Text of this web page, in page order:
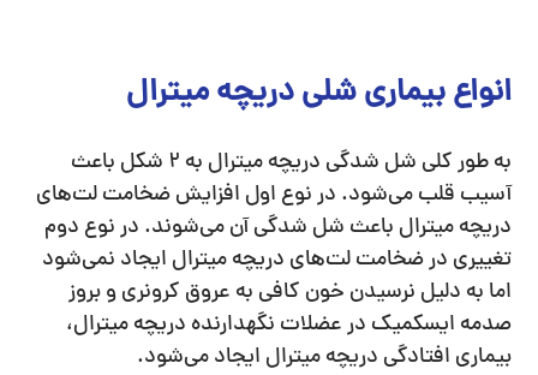
انواع بیماری شلی دریچه میترال
به طور کلی شل شدگی دریچه میترال به 2 شکل باعث
آسیب قلب می‌شود. در نوع اول افزایش ضخامت لت‌های
دریچه میترال باعث شل شدگی آن می‌شوند. در نوع دوم
تغییری در ضخامت لت‌های دریچه میترال ایجاد نمی‌شود
اما به دلیل نرسیدن خون کافی به عروق کرونری و بروز
صدمه ایسکمیک در عضلات نگهدارنده دریچه میترال،
بیماری افتادگی دریچه میترال ایجاد می‌شود.